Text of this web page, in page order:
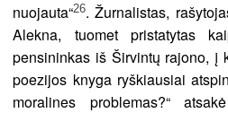
nuojauta“26. Žurnalistas,
Alekna, tuomet pristatytas
pensininkas iš Širvintų rajono, į
poezijos knyga ryškiausiai
moralines problemas?“